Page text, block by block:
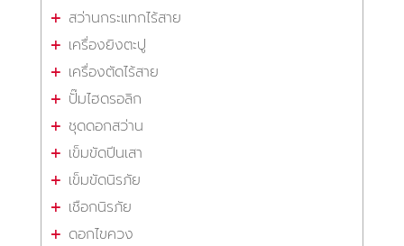
สว่านกระแทกไร้สาย
เครื่องยิงตะปู
เครื่องตัดไร้สาย
ปั๊มไฮดรอลิก
ชุดดอกสว่าน
เข็มขัดปีนเสา
เข็มขัดนิรภัย
เชือกนิรภัย
ดอกไขควง